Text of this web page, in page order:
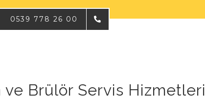
0539 778 26 00
ve Brülör Servis Hizmetleri